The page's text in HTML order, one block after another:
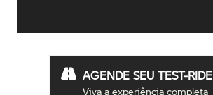
AGENDE SEU TEST-RIDE
Viva a experiência completa